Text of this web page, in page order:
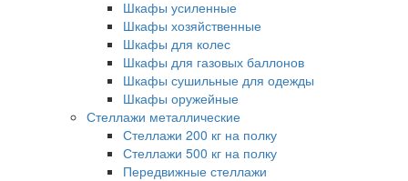
Шкафы усиленные
Шкафы хозяйственные
Шкафы для колес
Шкафы для газовых баллонов
Шкафы сушильные для одежды
Шкафы оружейные
Стеллажи металлические
Стеллажи 200 кг на полку
Стеллажи 500 кг на полку
Передвижные стеллажи